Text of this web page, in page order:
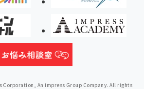
Corporation, An impress Group Company. All rights